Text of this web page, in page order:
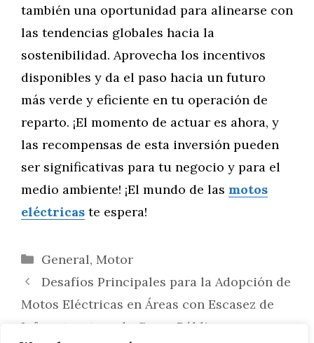
también una oportunidad para alinearse con
las tendencias globales hacia la
sostenibilidad. Aprovecha los incentivos
disponibles y da el paso hacia un futuro
más verde y eficiente en tu operación de
reparto. ¡El momento de actuar es ahora, y
las recompensas de esta inversión pueden
ser significativas para tu negocio y para el
medio ambiente! ¡El mundo de las motos
eléctricas te espera!
Categorías
General, Motor
Desafíos Principales para la Adopción de
Motos Eléctricas en Áreas con Escasez de
Infraestructura de Carga Pública